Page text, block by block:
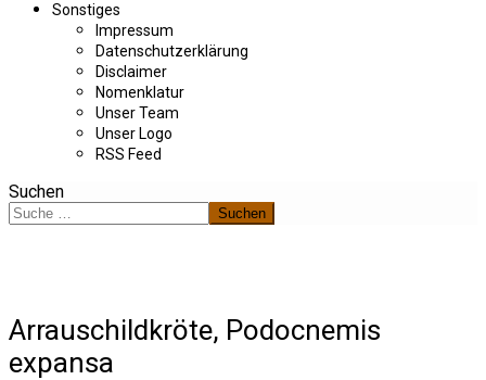
Sonstiges
Impressum
Datenschutzerklärung
Disclaimer
Nomenklatur
Unser Team
Unser Logo
RSS Feed
Suchen
Suchen
Arrauschildkröte, Podocnemis
expansa